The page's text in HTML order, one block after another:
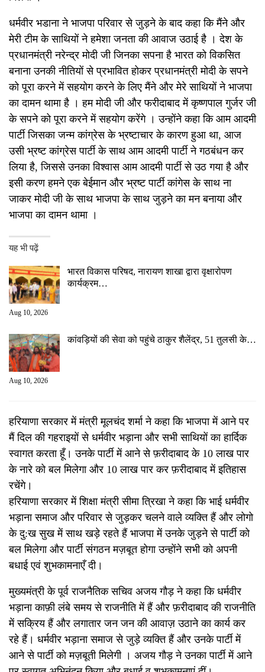
धर्मवीर भडाना ने भाजपा परिवार से जुड़ने के बाद कहा कि मैंने और
मेरी टीम के साथियों ने हमेशा जनता की आवाज उठाई है । देश के
प्रधानमंत्री नरेन्द्र मोदी जी जिनका सपना है भारत को विकसित
बनाना उनकी नीतियों से प्रभावित होकर प्रधानमंत्री मोदी के सपने
को पूरा करने में सहयोग करने के लिए मैंने और मेरे साथियों ने भाजपा
का दामन थामा है । हम मोदी जी और फरीदाबाद में कृष्णपाल गुर्जर जी
के सपने को पूरा करने में सहयोग करेंगे । उन्होंने कहा कि आम आदमी
पार्टी जिसका जन्म कांग्रेस के भ्रष्टाचार के कारण हुआ था, आज
उसी भ्रष्ट कांग्रेस पार्टी के साथ आम आदमी पार्टी ने गठबंधन कर
लिया है, जिससे उनका विश्वास आम आदमी पार्टी से उठ गया है और
इसी करण हमने एक बेईमान और भ्रष्ट पार्टी कांगेस के साथ ना
जाकर मोदी जी के साथ भाजपा के साथ जुड़ने का मन बनाया और
भाजपा का दामन थामा ।
यह भी पढ़ें
भारत विकास परिषद, नारायण शाखा द्वारा वृक्षारोपण
कार्यक्रम…
Aug 10, 2026
कांवड़ियों की सेवा को पहुंचे ठाकुर शैलेंद्र, 51 तुलसी के…
Aug 10, 2026
हरियाणा सरकार में मंत्री मूलचंद शर्मा ने कहा कि भाजपा में आने पर
मैं दिल की गहराइयों से धर्मवीर भड़ाना और सभी साथियों का हार्दिक
स्वागत करता हूँ। उनके पार्टी में आने से फ़रीदाबाद के 10 लाख पार
के नारे को बल मिलेगा और 10 लाख पार कर फ़रीदाबाद में इतिहास
रचेंगे।
हरियाणा सरकार में शिक्षा मंत्री सीमा त्रिखा ने कहा कि भाई धर्मवीर
भड़ाना समाज और परिवार से जुड़कर चलने वाले व्यक्ति हैं और लोगो
के दु:ख सुख में साथ खड़े रहते हैं भाजपा में उनके जुड़ने से पार्टी को
बल मिलेगा और पार्टी संगठन मज़बूत होगा उन्होंने सभी को अपनी
बधाई एवं शुभकामनाएँ दी।
मुख्यमंत्री के पूर्व राजनैतिक सचिव अजय गौड़ ने कहा कि धर्मवीर
भड़ाना काफ़ी लंबे समय से राजनीति में हैं और फ़रीदाबाद की राजनीति
में सक्रिय हैं और लगातार जन जन की आवाज़ उठाने का कार्य कर
रहे हैं। धर्मवीर भड़ाना समाज से जुड़े व्यक्ति हैं और उनके पार्टी में
आने से पार्टी को मज़बूती मिलेगी । अजय गौड़ ने उनका पार्टी में आने